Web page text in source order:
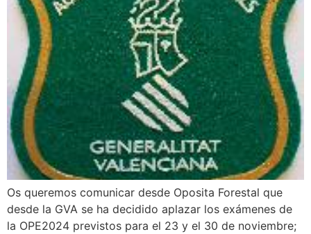
Os queremos comunicar desde Oposita Forestal que
desde la GVA se ha decidido aplazar los exámenes de
la OPE2024 previstos para el 23 y el 30 de noviembre;